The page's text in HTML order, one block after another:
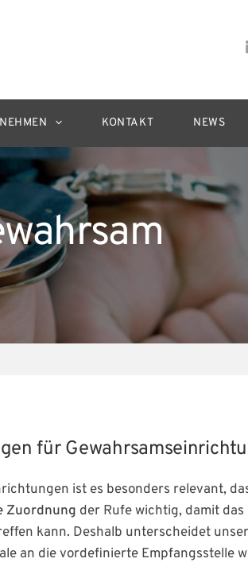
KONTAKT NEWS
für
ist es besonders relevant,
Zuordnung der Rufe wichtig, damit
kann. Deshalb unterscheidet
an die vordefinierte Empfangsstelle